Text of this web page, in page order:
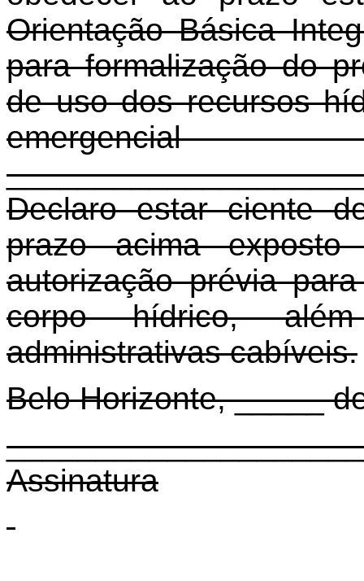
Orientação Básica
para formalização do
de uso dos recursos
Declaro estar ciente
prazo acima
autorização prévia
corpo hídrico,
administrativas cabíveis.
Belo Horizonte, _____
Assinatura